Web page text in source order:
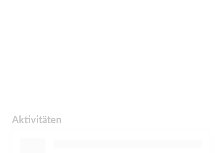
Aktivitäten